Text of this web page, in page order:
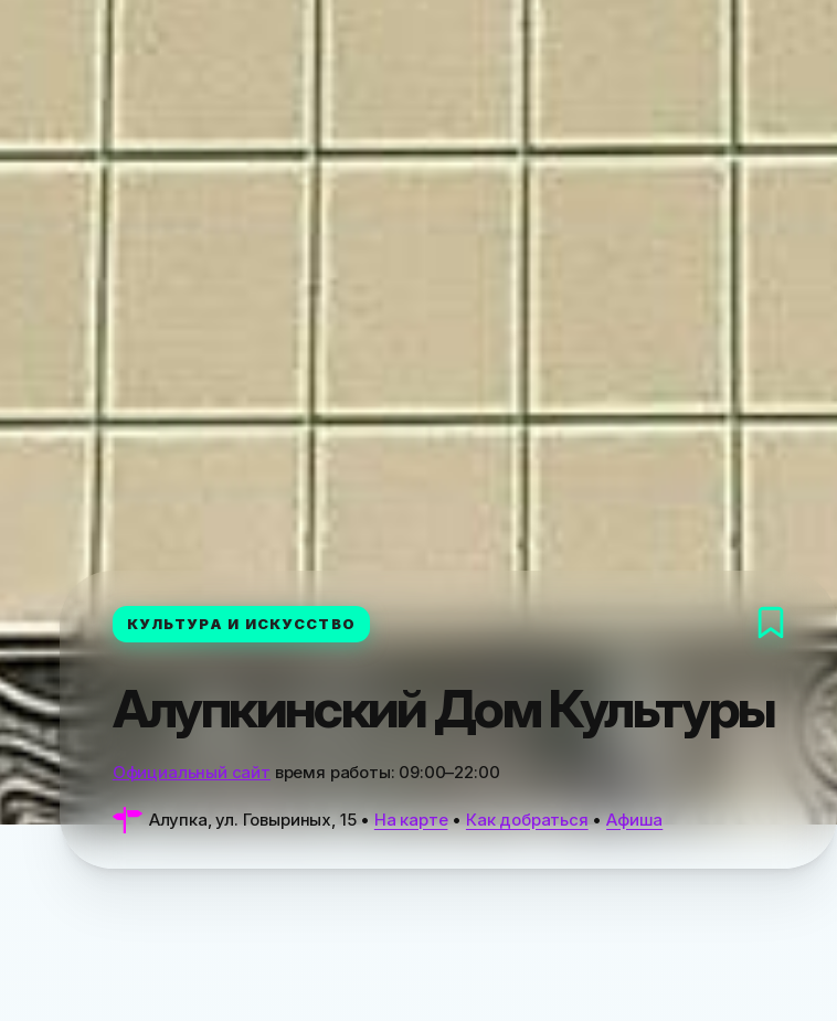
КУЛЬТУРА И ИСКУССТВО
Алупкинский Дом Культуры
Официальный сайт время работы: 09:00–22:00
Алупка, ул. Говыриных, 15•На карте•Как добраться•Афиша